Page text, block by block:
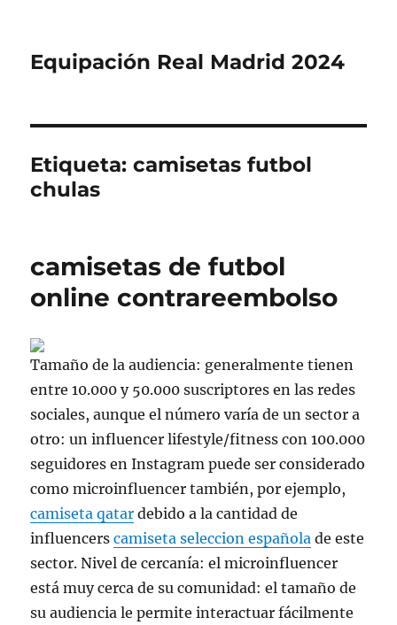
Equipación Real Madrid 2024
Etiqueta:camisetas futbol
chulas
camisetas de futbol
online contrareembolso
Tamaño de la audiencia: generalmente tienen
entre 10.000 y 50.000 suscriptores en las redes
sociales, aunque el número varía de un sector a
otro: un influencer lifestyle/fitness con 100.000
seguidores en Instagram puede ser considerado
como microinfluencer también, por ejemplo,
camiseta qatar debido a la cantidad de
influencerscamiseta seleccion española de este
sector. Nivel de cercanía: el microinfluencer
está muy cerca de su comunidad: el tamaño de
su audiencia le permite interactuar fácilmente